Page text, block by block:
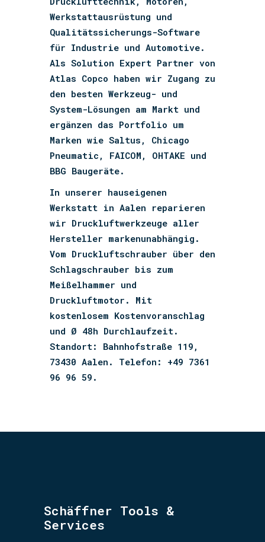
Werkstattausrüstung und
Qualitätssicherungs-Software
für Industrie und Automotive.
Als Solution Expert Partner von
Atlas Copco haben wir Zugang zu
den besten Werkzeug- und
System-Lösungen am Markt und
ergänzen das Portfolio um
Marken wie Saltus, Chicago
Pneumatic, FAICOM, OHTAKE und
BBG Baugeräte.
In unserer hauseigenen
Werkstatt in Aalen reparieren
wir Druckluftwerkzeuge aller
Hersteller markenunabhängig.
Vom Druckluftschrauber über den
Schlagschrauber bis zum
Meißelhammer und
Druckluftmotor. Mit
kostenlosem Kostenvoranschlag
und Ø 48h Durchlaufzeit.
Standort: Bahnhofstraße 119,
73430 Aalen. Telefon: +49 7361
96 96 59.
Schäffner Tools &
Services